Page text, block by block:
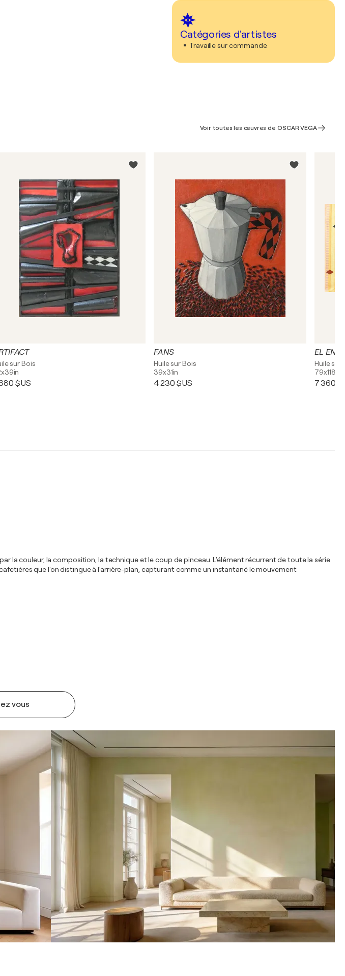
Catégories d'artistes
Travaille sur commande
vous
Voir toutes les œuvres de OSCAR VEGA
sur Bois
$US
FANS
Huile sur Bois
39x31in
4 230 $US
Huile sur
79x118in
7 360
la couleur, la composition, la technique et le coup de pinceau. L'élément récurrent de toute la série
que l'on distingue à l'arrière-plan, capturant comme un instantané le mouvement